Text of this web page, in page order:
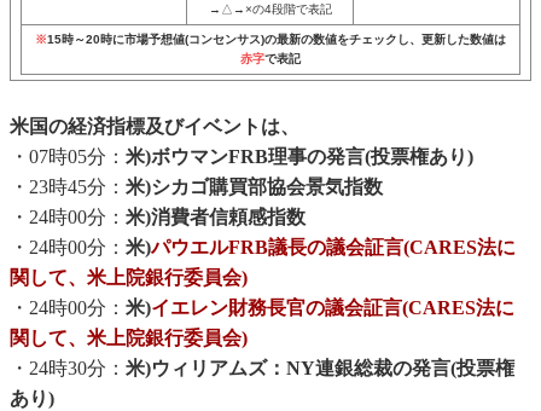
→△→×の4段階で表記
※15時～20時に市場予想値(コンセンサス)の最新の数値をチェックし、更新した数値は
赤字で表記
米国の経済指標及びイベントは、
・07時05分： 米)ボウマンFRB理事の発言(投票権あり)
・23時45分： 米)シカゴ購買部協会景気指数
・24時00分： 米)消費者信頼感指数
・24時00分： 米)パウエルFRB議長の議会証言(CARES法に
関して、米上院銀行委員会)
・24時00分： 米)イエレン財務長官の議会証言(CARES法に
関して、米上院銀行委員会)
・24時30分： 米)ウィリアムズ：NY連銀総裁の発言(投票権
あり)